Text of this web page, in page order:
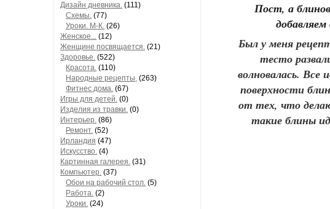
Дизайн дневника. (111)
Схемы. (77)
Уроки. М-К. (26)
Женское... (12)
Женщине посвящается. (21)
Здоровье. (522)
Красота. (110)
Народные рецепты, (263)
Фитнес дома. (67)
Игры для детей. (0)
Изделия из травки. (0)
Интерьер. (86)
Ремонт. (52)
Ирландия (47)
Искусство. (4)
Картинная галерея. (31)
Компьютер. (37)
Обои на рабочий стол. (5)
Работа. (2)
Уроки. (24)
Пост, а
Был у меня
тесто
волновалась. Все
поверхности
от тех, что
такие блины